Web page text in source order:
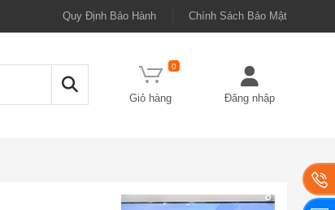
Quy Định Bảo Hành Chính Sách Bảo Mật
Giỏ hàng
0
Đăng nhập